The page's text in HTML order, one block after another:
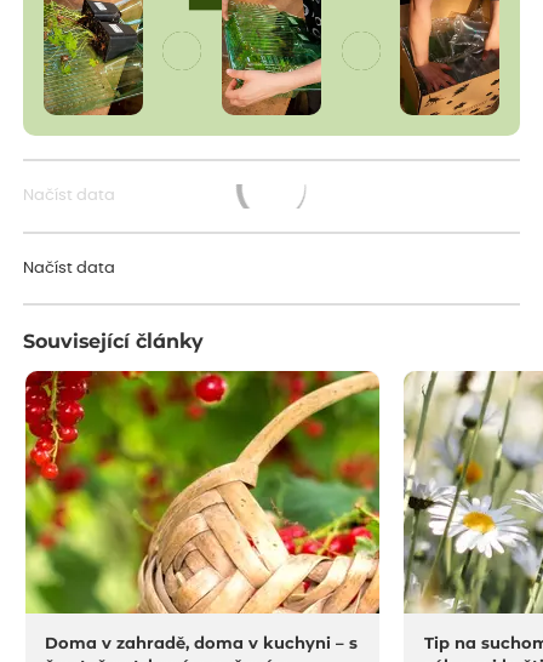
Načíst data
Načíst data
Související články
Doma v zahradě, doma v kuchyni – s
Tip na